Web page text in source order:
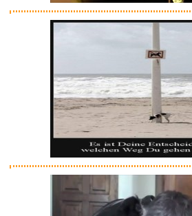
STAR TREK -
Stori...